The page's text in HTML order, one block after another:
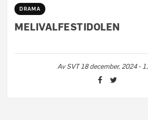
DRAMA
MELIVALFESTIDOLEN
AvSVT 18 december, 2024 -